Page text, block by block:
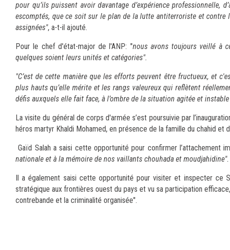
pour qu’ils puissent avoir davantage d’expérience
escomptés, que ce soit sur le plan de la lutte antiterroriste et
assignées", a-t-il ajouté.
Pour le chef d'état-major de l'ANP: "nous avons toujours veillé à
quelques soient leurs unités et catégories".
"C’est de cette manière que les efforts peuvent être fructueux, et
plus hauts qu’elle mérite et les rangs valeureux qui reflètent
défis auxquels elle fait face, à l’ombre de la situation agitée et
La visite du général de corps d'armée s’est poursuivie par
héros martyr Khaldi Mohamed, en présence de la famille du chahid
Gaïd Salah a saisi cette opportunité pour confirmer l’attachement
nationale et à la mémoire de nos vaillants chouhada et
Il a également saisi cette opportunité pour visiter et inspecter ce
stratégique aux frontières ouest du pays et vu sa participation
contrebande et la criminalité organisée".